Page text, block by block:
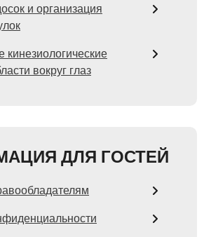
и организация
вокруг глаз
ДЛЯ ГОСТЕЙ